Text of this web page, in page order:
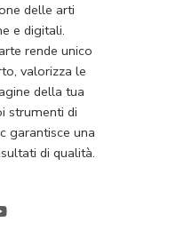
delle arti
e digitali.
rende unico
valorizza le
della tua
strumenti di
garantisce una
di qualità.